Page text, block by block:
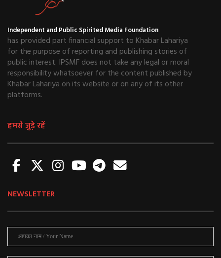
Independent and Public Spirited Media Foundation
has provided part financial support to Khabar Lahariya
for the purpose of reporting and publishing stories of
public interest. IPSMF does not take any legal or moral
responsibility whatsoever for the content published by
Khabar Lahariya on its website or on any of its other
platforms.
हमसे जुड़े रहें
NEWSLETTER